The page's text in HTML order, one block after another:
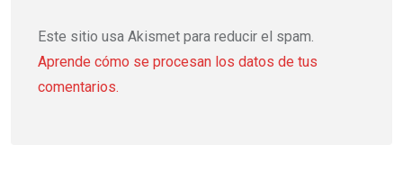
Este sitio usa Akismet para reducir el spam.
Aprende cómo se procesan los datos de tus
comentarios.